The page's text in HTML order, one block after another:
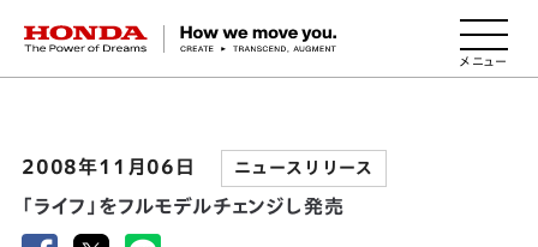
HONDA The Power of Dreams
2008年11月06日 ニュースリリース
「ライフ」をフルモデルチェンジし発売